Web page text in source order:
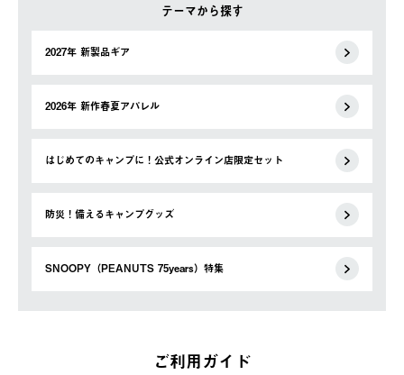
テーマから探す
2027年 新製品ギア
2026年 新作春夏アパレル
はじめてのキャンプに！公式オンライン店限定セット
防災！備えるキャンプグッズ
SNOOPY（PEANUTS 75years）特集
ご利用ガイド